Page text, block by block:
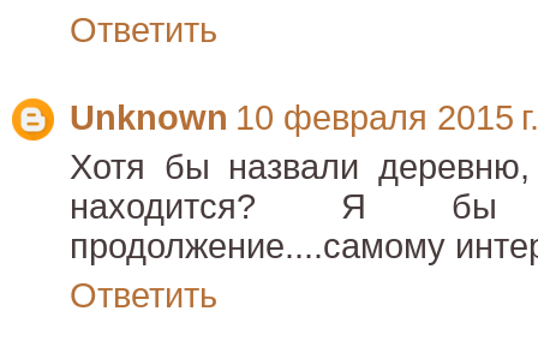
Ответить
Unknown 10 февраля 2015
Хотя бы назвали деревню,
находится? Я бы
продолжение....самому
Ответить